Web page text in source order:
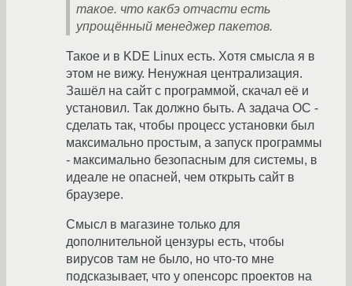
такое. что какбэ отчасти есть
упрощённый менеджер пакетов.
Такое и в KDE Linux есть. Хотя смысла я в
этом не вижу. Ненужная централизация.
Зашёл на сайт с программой, скачал её и
установил. Так должно быть. А задача ОС -
сделать так, чтобы процесс установки был
максимально простым, а запуск программы
- максимально безопасным для системы, в
идеале не опасней, чем открыть сайт в
браузере.
Смысл в магазине только для
дополнительной цензуры есть, чтобы
вирусов там не было, но что-то мне
подсказывает, что у опенсорс проектов на